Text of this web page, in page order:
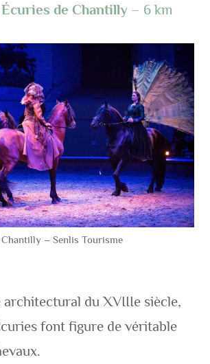
de Chantilly – 6 km
– Senlis Tourisme
architectural du XVIIIe siècle,
font figure de véritable